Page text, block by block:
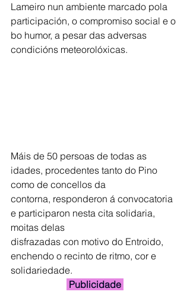
Lameiro nun ambiente marcado pola
participación, o compromiso social e o
bo humor, a pesar das adversas
condicións meteorolóxicas.
Máis de 50 persoas de todas as
idades, procedentes tanto do Pino
como de concellos da
contorna, responderon á convocatoria
e participaron nesta cita solidaria,
moitas delas
disfrazadas con motivo do Entroido,
enchendo o recinto de ritmo, cor e
solidariedade.
Publicidade